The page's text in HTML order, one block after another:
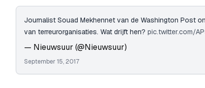
Journalist Souad Mekhennet van de Washington Post
van terreurorganisaties. Wat drijft hen? pic.twitter.com/
— Nieuwsuur (@Nieuwsuur)
September 15, 2017